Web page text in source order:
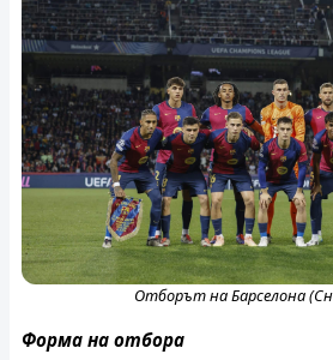
Отборът на Барселона
Форма на отбора